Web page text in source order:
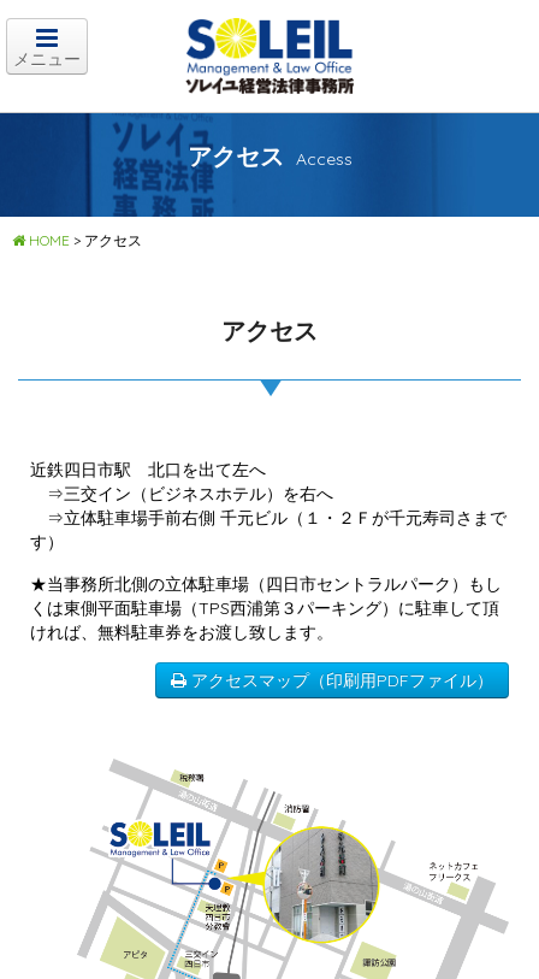
メニュー
アクセス Access
HOME > アクセス
アクセス
近鉄四日市駅 北口を出て左へ
⇒三交イン（ビジネスホテル）を右へ
⇒立体駐車場手前右側 千元ビル（１・２Ｆが千元寿司さまで
す）
★当事務所北側の立体駐車場（四日市セントラルパーク）もし
くは東側平面駐車場（TPS西浦第３パーキング）に駐車して頂
ければ、無料駐車券をお渡し致します。
アクセスマップ（印刷用PDFファイル）